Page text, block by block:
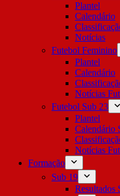
Plantel
Calendário
Notícias
Futebol Feminino
Plantel
Calendário
Notícias
Futebol Sub 23
Plantel
Calendário
Notícias
Formação
Sub 19
Resultados